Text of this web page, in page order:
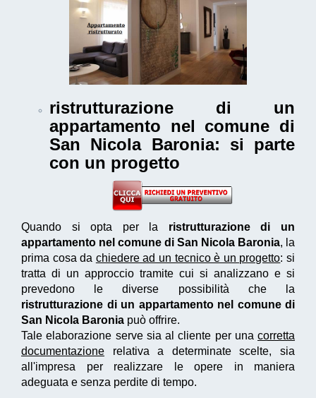
ristrutturazione di un
appartamento nel comune di
San Nicola Baronia: si parte
con un progetto
Quando si opta per la ristrutturazione di un
appartamento nel comune di San Nicola Baronia, la
prima cosa da chiedere ad un tecnico è un progetto: si
tratta di un approccio tramite cui si analizzano e si
prevedono le diverse possibilità che la
ristrutturazione di un appartamento nel comune di
San Nicola Baronia può offrire.
Tale elaborazione serve sia al cliente per una corretta
documentazione relativa a determinate scelte, sia
all'impresa per realizzare le opere in maniera
adeguata e senza perdite di tempo.